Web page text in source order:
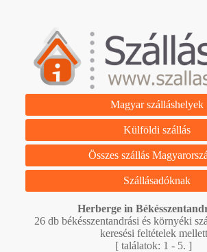
Magyar szálláshelyek
Külföldi szállás
Összes szállás
Szállásadóknak
Herberge in
26 db békésszentandrási és környéki
keresési feltételek mellett
[ találatok: 1 - 5. ]